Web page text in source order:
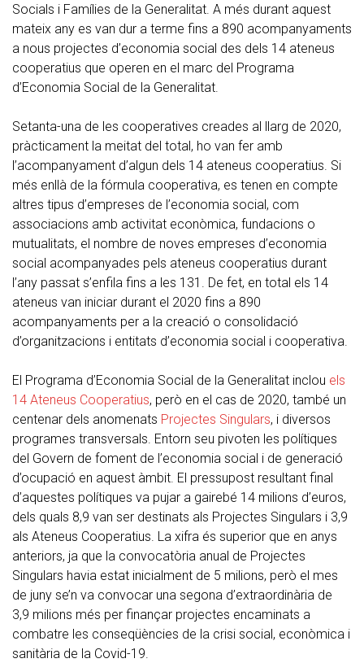
Socials i Famílies de la Generalitat. A més durant aquest
mateix any es van dur a terme fins a 890 acompanyaments
a nous projectes d’economia social des dels 14 ateneus
cooperatius que operen en el marc del Programa
d’Economia Social de la Generalitat.
Setanta-una de les cooperatives creades al llarg de 2020,
pràcticament la meitat del total, ho van fer amb
l’acompanyament d’algun dels 14 ateneus cooperatius. Si
més enllà de la fórmula cooperativa, es tenen en compte
altres tipus d’empreses de l’economia social, com
associacions amb activitat econòmica, fundacions o
mutualitats, el nombre de noves empreses d’economia
social acompanyades pels ateneus cooperatius durant
l’any passat s’enfila fins a les 131. De fet, en total els 14
ateneus van iniciar durant el 2020 fins a 890
acompanyaments per a la creació o consolidació
d’organitzacions i entitats d’economia social i cooperativa.
El Programa d’Economia Social de la Generalitat inclou els
14 Ateneus Cooperatius, però en el cas de 2020, també un
centenar dels anomenats Projectes Singulars, i diversos
programes transversals. Entorn seu pivoten les polítiques
del Govern de foment de l’economia social i de generació
d’ocupació en aquest àmbit. El pressupost resultant final
d’aquestes polítiques va pujar a gairebé 14 milions d’euros,
dels quals 8,9 van ser destinats als Projectes Singulars i 3,9
als Ateneus Cooperatius. La xifra és superior que en anys
anteriors, ja que la convocatòria anual de Projectes
Singulars havia estat inicialment de 5 milions, però el mes
de juny se’n va convocar una segona d’extraordinària de
3,9 milions més per finançar projectes encaminats a
combatre les conseqüències de la crisi social, econòmica i
sanitària de la Covid-19.